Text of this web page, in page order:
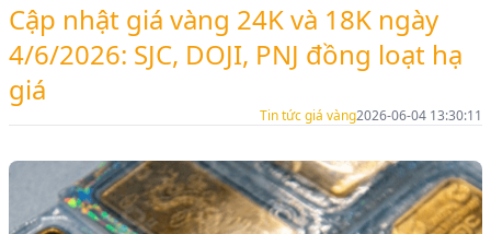
Cập nhật giá vàng 24K và 18K ngày
4/6/2026: SJC, DOJI, PNJ đồng loạt hạ
giá
Tin tức giá vàng2026-06-04 13:30:11